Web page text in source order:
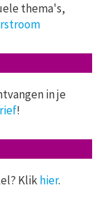
thema's,
in je
!
Klikhier.